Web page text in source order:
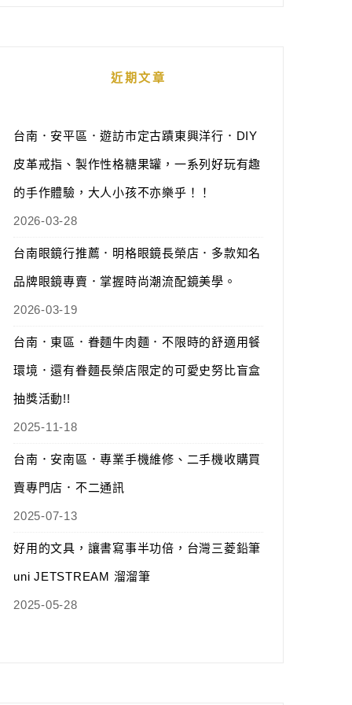
近期文章
台南．安平區．遊訪市定古蹟東興洋行．DIY
皮革戒指、製作性格糖果罐，一系列好玩有趣
的手作體驗，大人小孩不亦樂乎！！
2026-03-28
台南眼鏡行推薦．明格眼鏡長榮店．多款知名
品牌眼鏡專賣．掌握時尚潮流配鏡美學。
2026-03-19
台南．東區．眷麵牛肉麵．不限時的舒適用餐
環境．還有眷麵長榮店限定的可愛史努比盲盒
抽獎活動!!
2025-11-18
台南．安南區．專業手機維修、二手機收購買
賣專門店．不二通訊
2025-07-13
好用的文具，讓書寫事半功倍，台灣三菱鉛筆
uni JETSTREAM 溜溜筆
2025-05-28